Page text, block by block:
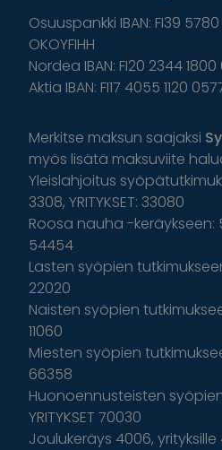
Osuuspankki IBAN: FI39
OKOYFIHH
Nordea IBAN: FI20 2344 1800
Aktia IBAN: FI17 4055 1120
Merkitse maksun saajaksi
myös lisätä maksuviite
Yleislahjoitus
3308, YRITYKSET: 33080
Roosa nauha -keräykseen:
54454
Lasten syöpien
22020
Naisten syöpien
11060
Miesten syöpien
66358
Huonoennusteisten
YRITYKSET 70030
Joulukeräys 4006,